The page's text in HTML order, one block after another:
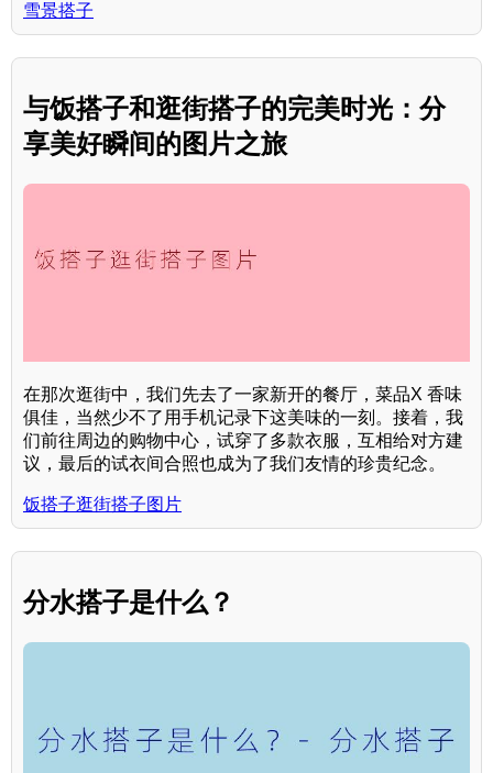
雪景搭子
与饭搭子和逛街搭子的完美时光：分
享美好瞬间的图片之旅
在那次逛街中，我们先去了一家新开的餐厅，菜品X 香味
俱佳，当然少不了用手机记录下这美味的一刻。接着，我
们前往周边的购物中心，试穿了多款衣服，互相给对方建
议，最后的试衣间合照也成为了我们友情的珍贵纪念。
饭搭子逛街搭子图片
分水搭子是什么？